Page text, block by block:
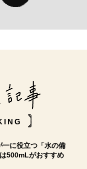
一に役立つ「水の備
500mLがおすすめ